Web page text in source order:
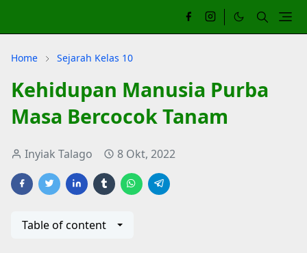
Home Sejarah Kelas 10
Kehidupan Manusia Purba
Masa Bercocok Tanam
Inyiak Talago 8 Okt, 2022
Table of content